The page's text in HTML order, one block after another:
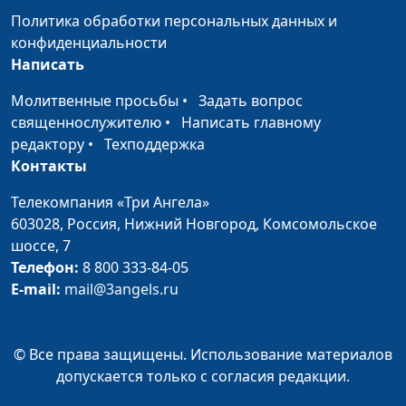
ко Христу. Евангелие от Луки 6:12-
19
дев вышли встречать жениха.
Евангелие от Матфея 25:1-13
Кириченко
Притча о работниках в
поровну. Евангелие от Матфея
20:1-16
Выросли вместе пшеница и
плевелы.. Евангелие от Матфея
Притча о сеятеле.Про зерна в
разной почве Евангелие от
Матфея 13:1-9
Кириченко
Политика обработки персональных данных и
конфиденциальности
Написать
Молитвенные просьбы • Задать вопрос
священнослужителю • Написать главному
редактору • Техподдержка
Контакты
Телекомпания «Три Ангела»
603028, Россия, Нижний Новгород, Комсомольское
шоссе, 7
Телефон: 8 800 333-84-05
E-mail: mail@3angels.ru
© Все права защищены. Использование материалов
допускается только с согласия редакции.